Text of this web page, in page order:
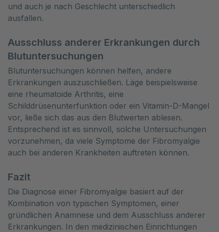
und auch je nach Geschlecht unterschiedlich
ausfallen.
Ausschluss anderer Erkrankungen durch
Blutuntersuchungen
Blutuntersuchungen können helfen, andere
Erkrankungen auszuschließen. Läge beispielsweise
eine rheumatoide Arthritis, eine
Schilddrüsenunterfunktion oder ein Vitamin-D-Mangel
vor, ließe sich das aus den Blutwerten ablesen.
Entsprechend ist es sinnvoll, solche Untersuchungen
vorzunehmen, da viele Symptome der Fibromyalgie
auch bei anderen Krankheiten auftreten können.
Fazit
Die Diagnose einer Fibromyalgie basiert auf der
Kombination von typischen Symptomen, einer
gründlichen Anamnese und dem Ausschluss anderer
Erkrankungen. In den medizinischen Einrichtungen